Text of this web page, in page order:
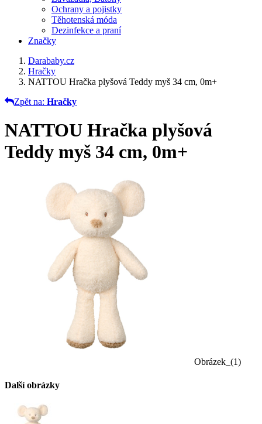
Ochrany a pojistky
Těhotenská móda
Dezinfekce a praní
Značky
Darababy.cz
Hračky
NATTOU Hračka plyšová Teddy myš 34 cm, 0m+
Zpět na: Hračky
NATTOU Hračka plyšová
Teddy myš 34 cm, 0m+
Obrázek_(1)
Další obrázky